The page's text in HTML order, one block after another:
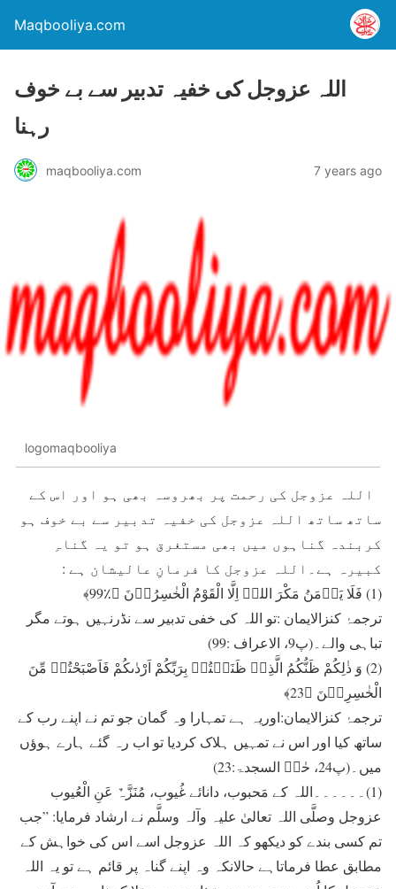
Maqbooliya.com
اللہ عزوجل کی خفیہ تدبیر سے بے خوف
رہنا
maqbooliya.com 7 years ago
logomaqbooliya
اللہ عزوجل کی رحمت پر بھروسہ بھی ہو اور اس کے
ساتھ ساتھ اللہ عزوجل کی خفیہ تدبیر سے بے خوف ہو
کربندہ گناہوں میں بھی مستغرق ہو تو یہ گناہِ
کبیرہ ہے۔اللہ عزوجل کا فرمانِ عالیشان ہے :
(1) فَلَا یَاۡمَنُ مَکْرَ اللہِ اِلَّا الْقَوْمُ الْخٰسِرُوۡنَ ﴿٪99﴾
ترجمۂ کنزالایمان :تو اللہ کی خفی تدبیر سے نڈرنہیں ہوتے مگر
تباہی والے۔(پ9، الاعراف :99)
(2) وَ ذٰلِکُمْ ظَنُّکُمُ الَّذِیۡ ظَنَنۡتُمۡ بِرَبِّکُمْ اَرْدٰىکُمْ فَاَصْبَحْتُمۡ مِّنَ
الْخٰسِرِیۡنَ ﴿23﴾
ترجمۂ کنزالایمان:اوریہ ہے تمہارا وہ گمان جو تم نے اپنے رب کے
ساتھ کیا اور اس نے تمہیں ہلاک کردیا تو اب رہ گئے ہارے ہوؤں
میں۔(پ24، حٰمۤ السجدۃ:23)
(1)۔۔۔۔۔۔اللہ کے مَحبوب، دانائے غُیوب، مُنَزَّہٌ عَنِ الْعُیوب
عزوجل وصلَّی اللہ تعالیٰ علیہ وآلہ وسلَّم نے ارشاد فرمایا: ”جب
تم کسی بندے کو دیکھو کہ اللہ عزوجل اسے اس کی خواہش کے
مطابق عطا فرماتاہے حالانکہ وہ اپنے گناہ پر قائم ہے تو یہ اللہ